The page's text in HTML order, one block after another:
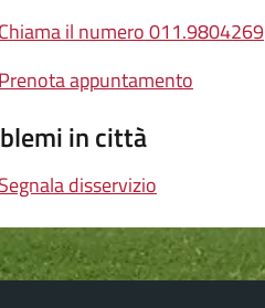
il numero 011.9804269
appuntamento
in città
disservizio